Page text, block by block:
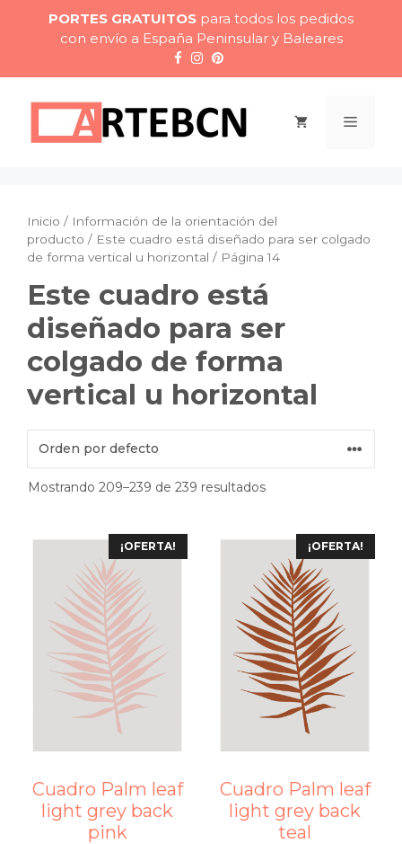
contenido
PORTES GRATUITOS para todos los pedidos
con envío a España Peninsular y Baleares
Menú
Inicio / Información de la orientación del
producto / Este cuadro está diseñado para ser colgado
de forma vertical u horizontal / Página 14
Este cuadro está
diseñado para ser
colgado de forma
vertical u horizontal
Mostrando 209–239 de 239 resultados
¡OFERTA!
Cuadro Palm leaf
light grey back
pink
¡OFERTA!
Cuadro Palm leaf
light grey back
teal